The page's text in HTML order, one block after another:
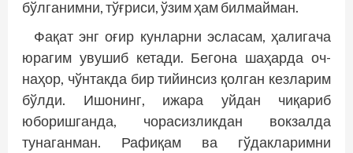
бўлганимни, тўғриси, ўзим ҳам билмайман.
Фақат энг оғир кунларни эсласам, ҳалигача
юрагим увушиб кетади. Бегона шаҳарда оч-
наҳор, чўнтакда бир тийинсиз қолган кезларим
бўлди. Ишонинг, ижара уйдан чиқариб
юборишганда, чорасизликдан вокзалда
тунаганман. Рафиқам ва гўдакларимни